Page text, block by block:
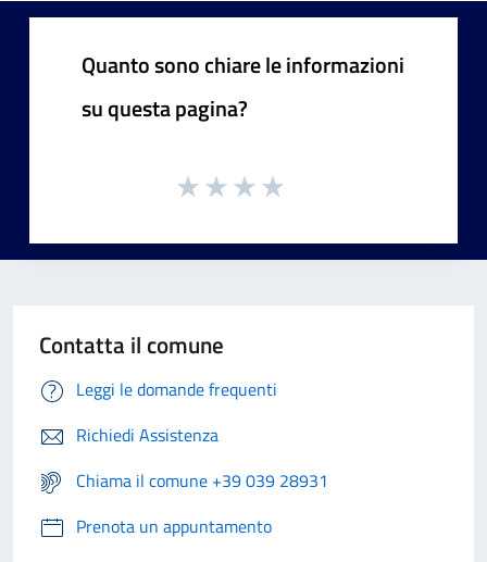
Quanto sono chiare le informazioni
su questa pagina?
Contatta il comune
Leggi le domande frequenti
Richiedi Assistenza
Chiama il comune +39 039 28931
Prenota un appuntamento